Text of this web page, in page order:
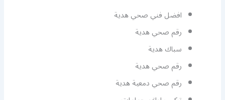
افضل فني صحي هدية
رقم صحي هدية
سباك هدية
رقم صحي هدية
رقم صحي دمعية هدية